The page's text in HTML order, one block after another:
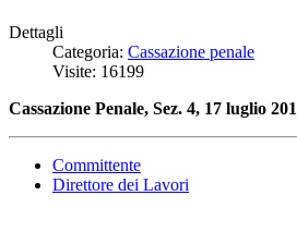
Dettagli
Categoria: Cassazione penale
Visite: 16199
Cassazione Penale, Sez. 4, 17 luglio
Committente
Direttore dei Lavori